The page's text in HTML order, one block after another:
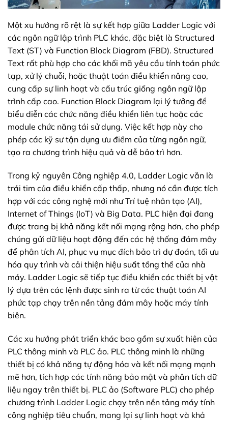
Một xu hướng rõ rệt là sự kết hợp giữa Ladder Logic với
các ngôn ngữ lập trình PLC khác, đặc biệt là Structured
Text (ST) và Function Block Diagram (FBD). Structured
Text rất phù hợp cho các khối mã yêu cầu tính toán phức
tạp, xử lý chuỗi, hoặc thuật toán điều khiển nâng cao,
cung cấp sự linh hoạt và cấu trúc giống ngôn ngữ lập
trình cấp cao. Function Block Diagram lại lý tưởng để
biểu diễn các chức năng điều khiển liên tục hoặc các
module chức năng tái sử dụng. Việc kết hợp này cho
phép các kỹ sư tận dụng ưu điểm của từng ngôn ngữ,
tạo ra chương trình hiệu quả và dễ bảo trì hơn.
Trong kỷ nguyên Công nghiệp 4.0, Ladder Logic vẫn là
trái tim của điều khiển cấp thấp, nhưng nó cần được tích
hợp với các công nghệ mới như Trí tuệ nhân tạo (AI),
Internet of Things (IoT) và Big Data. PLC hiện đại đang
được trang bị khả năng kết nối mạng rộng hơn, cho phép
chúng gửi dữ liệu hoạt động đến các hệ thống đám mây
để phân tích AI, phục vụ mục đích bảo trì dự đoán, tối ưu
hóa quy trình và cải thiện hiệu suất tổng thể của nhà
máy. Ladder Logic sẽ tiếp tục điều khiển các thiết bị vật
lý dựa trên các lệnh được sinh ra từ các thuật toán AI
phức tạp chạy trên nền tảng đám mây hoặc máy tính
biên.
Các xu hướng phát triển khác bao gồm sự xuất hiện của
PLC thông minh và PLC ảo. PLC thông minh là những
thiết bị có khả năng tự động hóa và kết nối mạng mạnh
mẽ hơn, tích hợp các tính năng bảo mật và phân tích dữ
liệu ngay trên thiết bị. PLC ảo (Software PLC) cho phép
chương trình Ladder Logic chạy trên nền tảng máy tính
công nghiệp tiêu chuẩn, mang lại sự linh hoạt và khả